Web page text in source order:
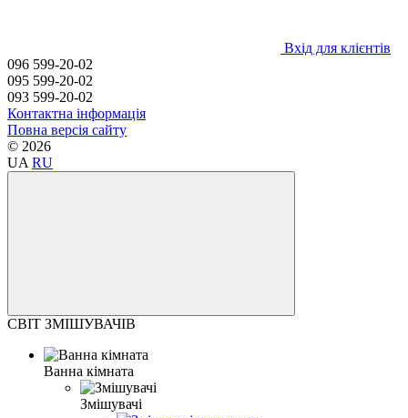
Вхід для клієнтів
096 599-20-02
095 599-20-02
093 599-20-02
Контактна інформація
Повна версія сайту
© 2026
UA RU
СВІТ ЗМІШУВАЧІВ
Ванна кімната
Змішувачі